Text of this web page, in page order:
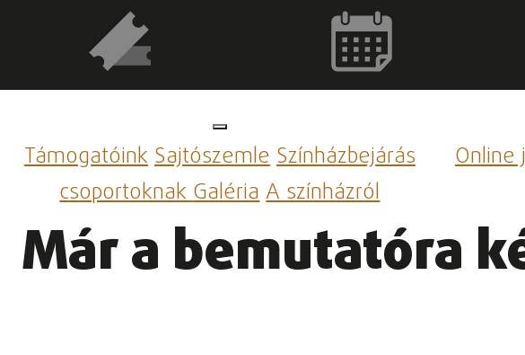
TámogatóinkSajtószemleSzínházbejárás
csoportoknakGalériaA színházról
Online
Már a bemutatóra